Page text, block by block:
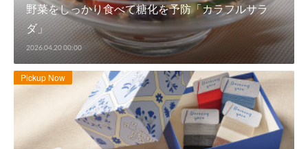
野菜をしっかり食べて糖化を予防「カラフルサラ
ダ」
2026.04.20 00:00
Pickup Now